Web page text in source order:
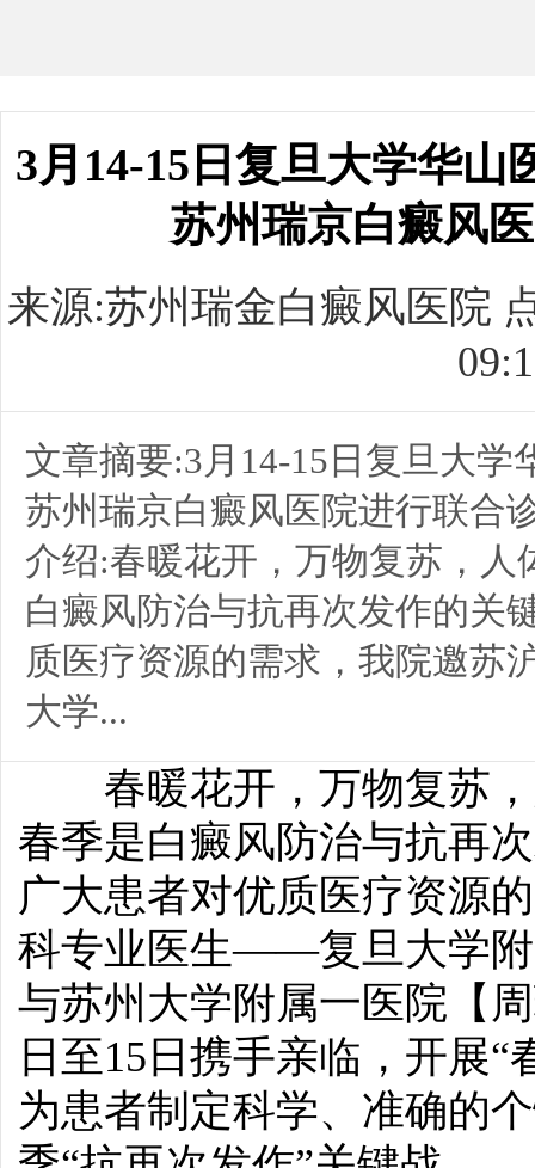
3月14-15日复旦大学华
苏州瑞京白癜风
来源:苏州瑞金白癜风医院
文章摘要:3月14-15日复旦大
苏州瑞京白癜风医院进行联合
介绍:春暖花开，万物复苏，
白癜风防治与抗再次发作的关
质医疗资源的需求，我院邀
大学...
春暖花开，万物复苏，
春季是白癜风防治与抗再
广大患者对优质医疗资源
科专业医生——复旦大学附
与苏州大学附属一医院【
日至15日携手亲临，开展
为患者制定科学、准确的